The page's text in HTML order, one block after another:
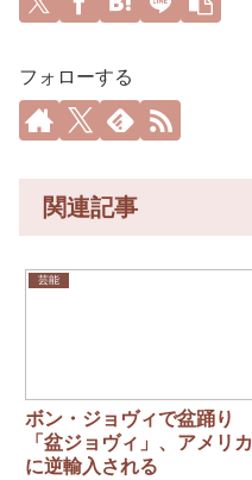
フォローする
関連記事
芸能
ボン・ジョヴィで盆踊り
「盆ジョヴィ」、アメリカ
に逆輸入される